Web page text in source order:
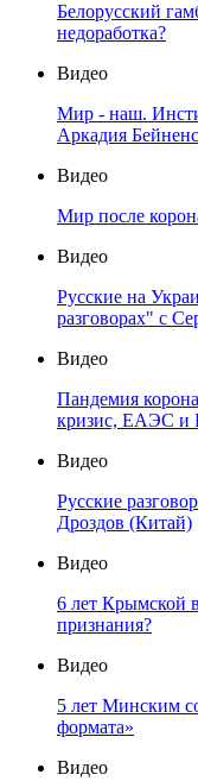
Белорусский
недоработка?
Видео
Мир - наш.
Аркадия
Видео
Мир после
Видео
Русские на
разговорах" с
Видео
Пандемия
кризис, ЕАЭС и
Видео
Русские
Дроздов (Китай)
Видео
6 лет Крымской
признания?
Видео
5 лет Минским
формата»
Видео